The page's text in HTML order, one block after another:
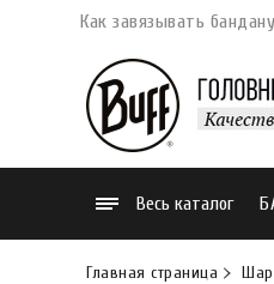
Как завязывать
Весь каталог
Главная страница